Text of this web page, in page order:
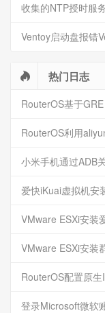
收集的NTP授时服
Ventoy启动盘报错
热门日志
RouterOS基于
RouterOS利用
小米手机通过ADB
爱快iKuai虚拟机安
VMware ESXi安装
VMware ESXi安装
RouterOS配置原生
登录Microsoft微软